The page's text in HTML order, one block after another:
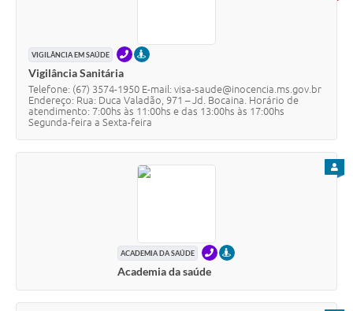
VIGILÂNCIA EM SAÚDE TELEFONEPRESENCIAL
Vigilância Sanitária
Telefone: (67) 3574-1950 E-mail: visa-saude@inocencia.ms.gov.br
Endereço: Rua: Duca Valadão, 971 – Jd. Bocaina. Horário de
atendimento: 7:00hs às 11:00hs e das 13:00hs às 17:00hs
Segunda-feira a Sexta-feira
ACADEMIA DA SAÚDE TELEFONEPRESENCIAL
Academia da saúde